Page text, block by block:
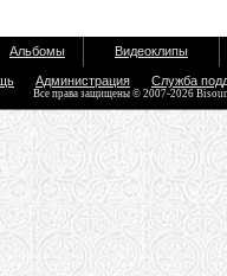
Альбомы Видеоклипы
Администрация Служба
Все права защищены © 2007-2026